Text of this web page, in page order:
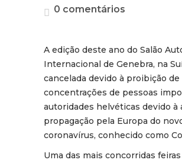
0 comentários
A edição deste ano do Salão
Internacional de Genebra, na
cancelada devido à proibição de
concentrações de pessoas
autoridades helvéticas devido à
propagação pela Europa do
coronavírus, conhecido como
Uma das mais concorridas